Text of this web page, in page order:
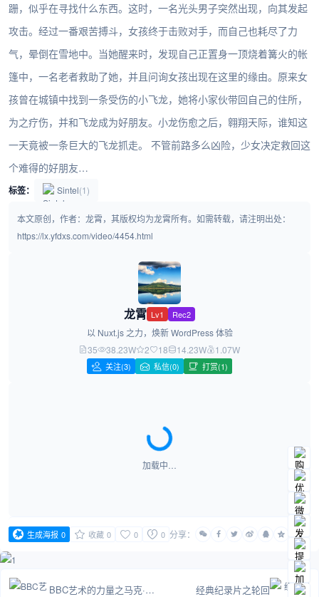
跚，似乎在寻找什么东西。这时，一名光头男子突然出现，向其发起
攻击。经过一番艰苦搏斗，女孩终于击败对手，而自己也耗尽了力
气，晕倒在雪地中。当她醒来时，发现自己正置身一顶烧着篝火的帐
篷中，一名老者救助了她，并且问询女孩出现在这里的缘由。原来女
孩曾在城镇中找到一条受伤的小飞龙，她将小家伙带回自己的住所，
为之疗伤，并和飞龙成为好朋友。小龙伤愈之后，翱翔天际，谁知这
一天竟被一条巨大的飞龙抓走。 不管前路多么凶险，少女决定救回这
个难得的好朋友…
标签： Sintel(1)
本文原创，作者：龙霄，其版权均为龙霄所有。如需转载，请注明出处：
https://lx.yfdxs.com/video/4454.html
龙霄 Lv1 Rec2
以 Nuxt.js 之力，焕新 WordPress 体验
35
38.23W 2 18 14.23W 1.07W
关注(3) 私信(0) 打赏(1)
加载中…
生成海报 0 收藏 0 0 0 分享：
BBC艺术的力量之马克·罗斯科 经典纪录片之轮回